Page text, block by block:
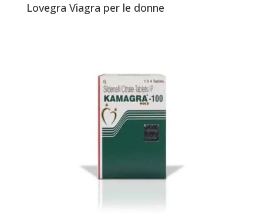
Lovegra Viagra per le donne